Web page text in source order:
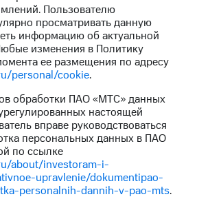
Пользователю
просматривать данную
информацию об актуальной
изменения в Политику
ее размещения по адресу
personal/cookie.
обработки ПАО «МТС» данных
настоящей
вправе руководствоваться
персональных данных в ПАО
по ссылке
about/investoram-i-
upravlenie/dokumentipao-
personalnih-dannih-v-pao-mts.